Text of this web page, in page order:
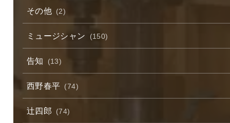
その他 (2)
ミュージシャン (150)
告知 (13)
西野春平 (74)
辻四郎 (74)